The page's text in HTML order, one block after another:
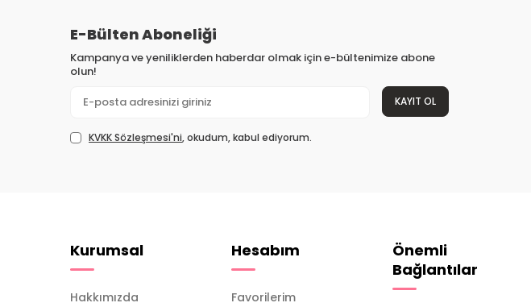
E-Bülten Aboneliği
Kampanya ve yeniliklerden haberdar olmak için e-bültenimize abone
olun!
KAYIT OL
KVKK Sözleşmesi'ni, okudum, kabul ediyorum.
Kurumsal
Hakkımızda
Hesabım
Favorilerim
Önemli
Bağlantılar